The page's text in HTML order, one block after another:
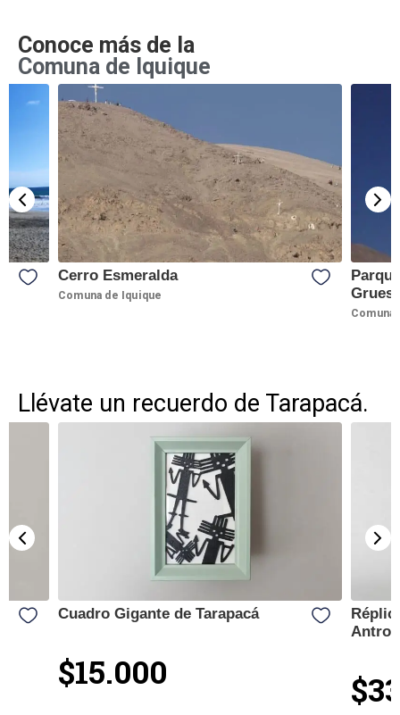
Conoce más de la
Comuna de Iquique
Cerro Esmeralda
Comuna de Iquique
Comuna
Llévate un recuerdo de Tarapacá.
Cuadro Gigante de Tarapacá
$15.000